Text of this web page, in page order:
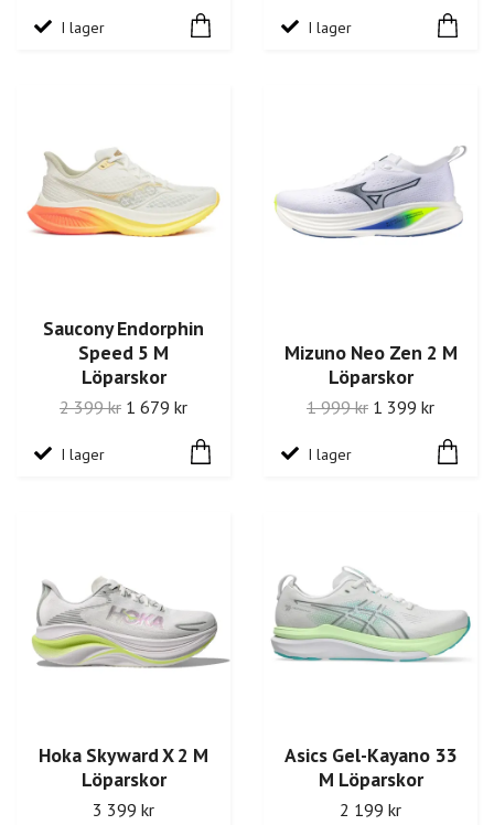
I lager I lager
Saucony Endorphin
Speed 5 M
Löparskor
2 399 kr 1 679 kr
I lager
Mizuno Neo Zen 2 M
Löparskor
1 999 kr 1 399 kr
I lager
Hoka Skyward X 2 M
Löparskor
3 399 kr
Asics Gel-Kayano 33
M Löparskor
2 199 kr